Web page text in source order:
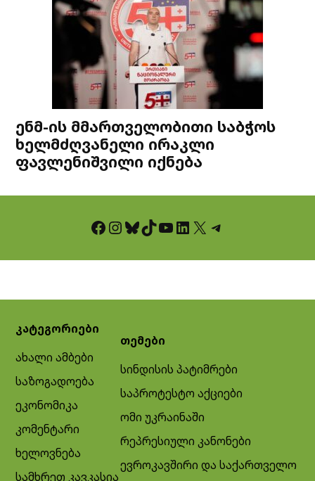
ენმ-ის მმართველობითი საბჭოს
ხელმძღვანელი ირაკლი
ფავლენიშვილი იქნება
Facebook InstagramBluesky TikTok YouTube LinkedIn X Telegram
კატეგორიები
ახალი ამბები
საზოგადოება
ეკონომიკა
კომენტარი
ხელოვნება
სამხრეთ კავკასია
თემები
სინდისის პატიმრები
საპროტესტო აქციები
ომი უკრაინაში
რეპრესიული კანონები
ევროკავშირი და საქართველო